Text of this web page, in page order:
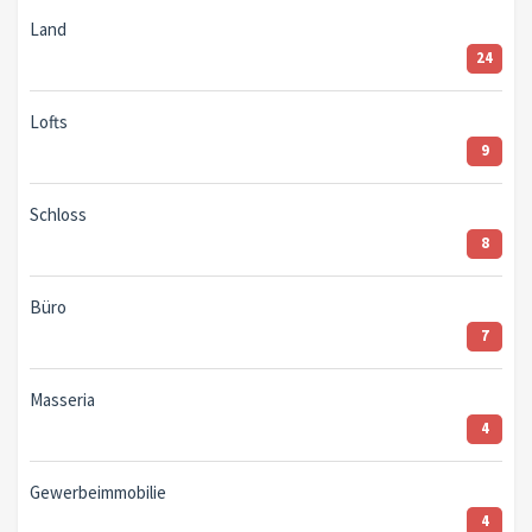
Land
24
Lofts
9
Schloss
8
Büro
7
Masseria
4
Gewerbeimmobilie
4